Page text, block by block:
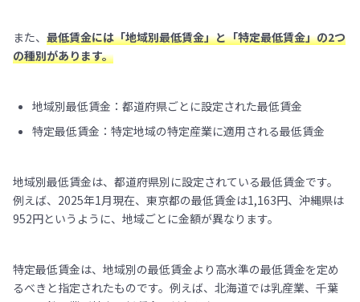
また、 最低賃金には「地域別最低賃金」と「特定最低賃金」の2つ
の種別があります。
地域別最低賃金：都道府県ごとに設定された最低賃金
特定最低賃金：特定地域の特定産業に適用される最低賃金
地域別最低賃金は、都道府県別に設定されている最低賃金です。
例えば、2025年1月現在、東京都の最低賃金は1,163円、沖縄県は
952円というように、地域ごとに金額が異なります。
特定最低賃金は、地域別の最低賃金より高水準の最低賃金を定め
るべきと指定されたものです。例えば、北海道では乳産業、千葉